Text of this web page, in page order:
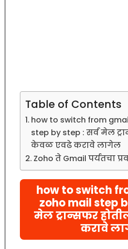
Table of Contents
how to switch from
step by step : सर्व मेल
केवळ एवढे करावे लागेल
Zoho ते Gmail पर्यतचा
how to switch
zoho mail step
मेल ट्रान्सफर
करावे